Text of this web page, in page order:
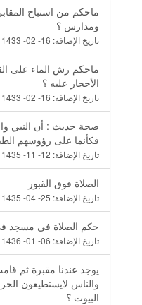
ماحكم من استباح
ومدارس ؟
تاريخ الإضافة: 16- 02- 1433
ماحكم رش الماء على
الأحجار عليه ؟
تاريخ الإضافة: 16- 02- 1433
صحة حديث : أن النبي
فكأنما على رؤوسهم
تاريخ الإضافة: 12- 11- 1435
الصلاة فوق القبور
تاريخ الإضافة: 25- 04- 1435
حكم الصلاة في مسجد
تاريخ الإضافة: 06- 01- 1436
يوجد عندنا مقبرة ثم
والناس لايستطيعون
البيوت ؟